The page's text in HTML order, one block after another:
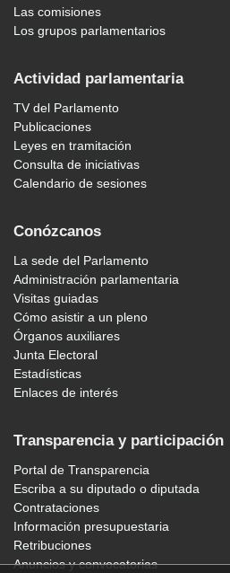
Las comisiones
Los grupos parlamentarios
Actividad parlamentaria
TV del Parlamento
Publicaciones
Leyes en tramitación
Consulta de iniciativas
Calendario de sesiones
Conózcanos
La sede del Parlamento
Administración parlamentaria
Visitas guiadas
Cómo asistir a un pleno
Órganos auxiliares
Junta Electoral
Estadísticas
Enlaces de interés
Transparencia y participación
Portal de Transparencia
Escriba a su diputado o diputada
Contrataciones
Información presupuestaria
Retribuciones
Anuncios y convocatorias